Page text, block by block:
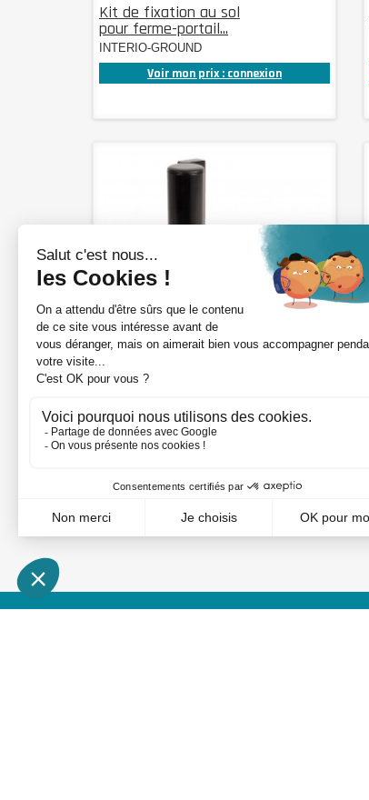
Kit de fixation au sol
pour ferme-portail...
INTERIO-GROUND
Voir mon prix : connexion
charnière 180° - TIGER...
TIGER 9005
DÉTAILS